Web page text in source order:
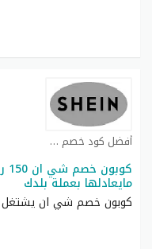
أفضل كود خصم شي ان كوبون
مايعادلها بعملة بلدك
كوبون خصم شي ان يشتغل